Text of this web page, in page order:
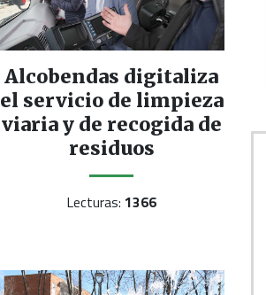
Alcobendas digitaliza
el servicio de limpieza
viaria y de recogida de
residuos
Lecturas:1366